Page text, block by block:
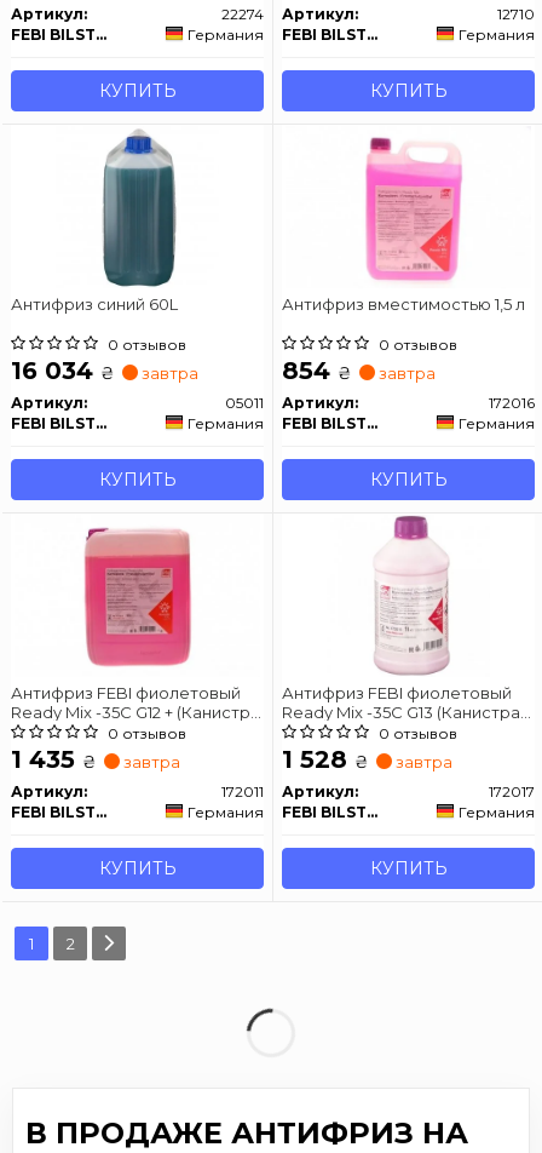
Артикул:
22274
FEBI BILSTEIN
Германия
КУПИТЬ
Артикул:
12710
FEBI BILSTEIN
Германия
КУПИТЬ
Антифриз синий 60L
0 отзывов
16 034 ₴ завтра
Артикул:
05011
FEBI BILSTEIN
Германия
КУПИТЬ
Антифриз вместимостью 1,5 л
0 отзывов
854 ₴ завтра
Артикул:
172016
FEBI BILSTEIN
Германия
КУПИТЬ
Антифриз FEBI фиолетовый
Ready Mix -35C G12 + (Канистра
10л)
0 отзывов
1 435 ₴ завтра
Артикул:
172011
FEBI BILSTEIN
Германия
КУПИТЬ
Антифриз FEBI фиолетовый
Ready Mix -35C G13 (Канистра
10л)
0 отзывов
1 528 ₴ завтра
Артикул:
172017
FEBI BILSTEIN
Германия
КУПИТЬ
1 2
В ПРОДАЖЕ АНТИФРИЗ НА